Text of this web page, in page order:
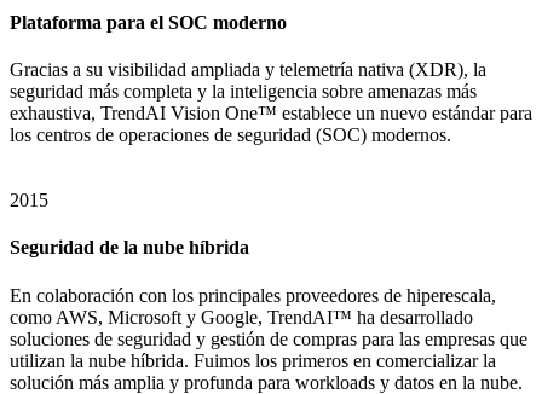
Plataforma para el SOC moderno
Gracias a su visibilidad ampliada y telemetría nativa (XDR), la
seguridad más completa y la inteligencia sobre amenazas más
exhaustiva, TrendAI Vision One™ establece un nuevo estándar para
los centros de operaciones de seguridad (SOC) modernos.
2015
Seguridad de la nube híbrida
En colaboración con los principales proveedores de hiperescala,
como AWS, Microsoft y Google, TrendAI™ ha desarrollado
soluciones de seguridad y gestión de compras para las empresas que
utilizan la nube híbrida. Fuimos los primeros en comercializar la
solución más amplia y profunda para workloads y datos en la nube.